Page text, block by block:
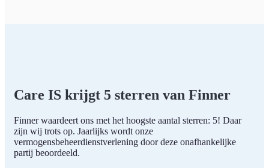
Care IS krijgt 5 sterren van Finner
Finner waardeert ons met het hoogste aantal sterren: 5! Daar
zijn wij trots op. Jaarlijks wordt onze
vermogensbeheerdienstverlening door deze onafhankelijke
partij beoordeeld.